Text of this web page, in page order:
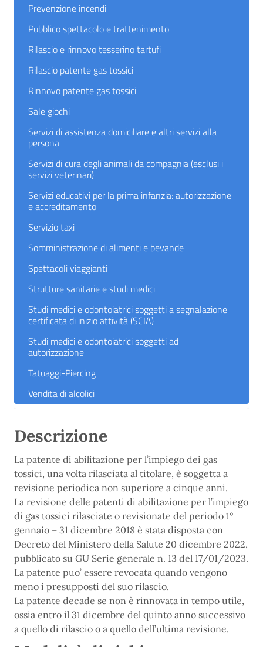
Prevenzione incendi
Pubblico spettacolo e trattenimento
Rilascio e rinnovo tesserino tartufi
Rilascio patente gas tossici
Rinnovo patente gas tossici
Sale giochi
Servizi di assistenza domiciliare e altri servizi alla
persona
Servizi di cura degli animali da compagnia (esclusi i
servizi veterinari)
Servizi educativi per la prima infanzia: autorizzazione
e accreditamento
Servizio taxi
Somministrazione di alimenti e bevande
Spettacoli viaggianti
Strutture sanitarie e studi medici
Studi medici e odontoiatrici soggetti a segnalazione
certificata di inizio attività (SCIA)
Studi medici e odontoiatrici soggetti ad
autorizzazione
Tatuaggi-Piercing
Vendita di alcolici
Descrizione
La patente di abilitazione per l’impiego dei gas
tossici, una volta rilasciata al titolare, è soggetta a
revisione periodica non superiore a cinque anni.
La revisione delle patenti di abilitazione per l’impiego
di gas tossici rilasciate o revisionate del periodo 1°
gennaio – 31 dicembre 2018 è stata disposta con
Decreto del Ministero della Salute 20 dicembre 2022,
pubblicato su GU Serie generale n. 13 del 17/01/2023.
La patente puo’ essere revocata quando vengono
meno i presupposti del suo rilascio.
La patente decade se non è rinnovata in tempo utile,
ossia entro il 31 dicembre del quinto anno successivo
a quello di rilascio o a quello dell’ultima revisione.